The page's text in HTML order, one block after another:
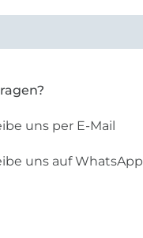
uns per E-Mail
uns auf WhatsApp